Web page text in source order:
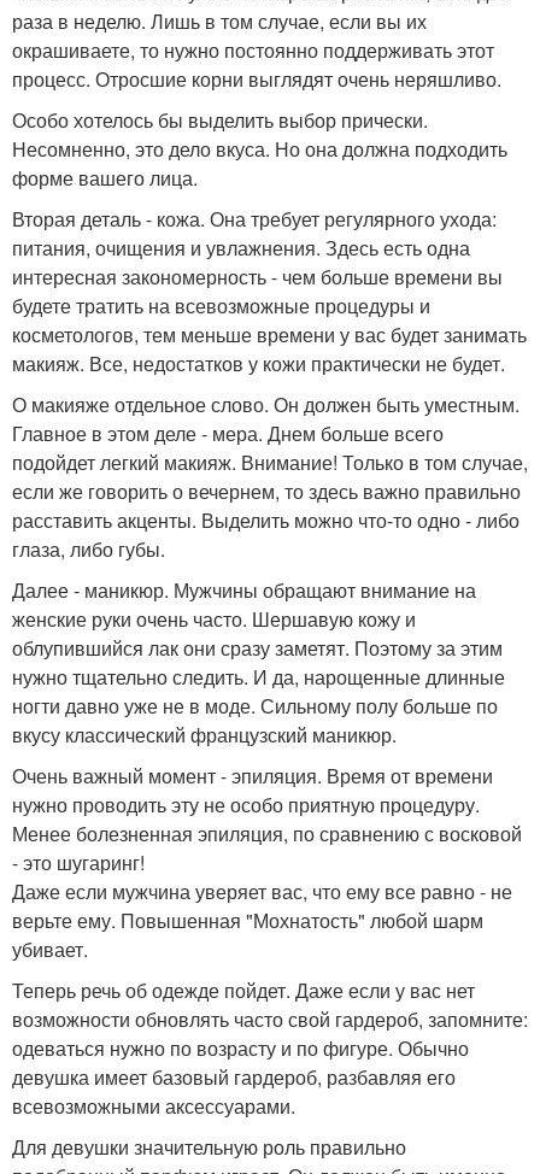
раза в неделю. Лишь в том случае, если вы их
окрашиваете, то нужно постоянно поддерживать этот
процесс. Отросшие корни выглядят очень неряшливо.
Особо хотелось бы выделить выбор прически.
Несомненно, это дело вкуса. Но она должна подходить
форме вашего лица.
Вторая деталь - кожа. Она требует регулярного ухода:
питания, очищения и увлажнения. Здесь есть одна
интересная закономерность - чем больше времени вы
будете тратить на всевозможные процедуры и
косметологов, тем меньше времени у вас будет занимать
макияж. Все, недостатков у кожи практически не будет.
О макияже отдельное слово. Он должен быть уместным.
Главное в этом деле - мера. Днем больше всего
подойдет легкий макияж. Внимание! Только в том случае,
если же говорить о вечернем, то здесь важно правильно
расставить акценты. Выделить можно что-то одно - либо
глаза, либо губы.
Далее - маникюр. Мужчины обращают внимание на
женские руки очень часто. Шершавую кожу и
облупившийся лак они сразу заметят. Поэтому за этим
нужно тщательно следить. И да, нарощенные длинные
ногти давно уже не в моде. Сильному полу больше по
вкусу классический французский маникюр.
Очень важный момент - эпиляция. Время от времени
нужно проводить эту не особо приятную процедуру.
Менее болезненная эпиляция, по сравнению с восковой
- это шугаринг!
Даже если мужчина уверяет вас, что ему все равно - не
верьте ему. Повышенная "Мохнатость" любой шарм
убивает.
Теперь речь об одежде пойдет. Даже если у вас нет
возможности обновлять часто свой гардероб, запомните:
одеваться нужно по возрасту и по фигуре. Обычно
девушка имеет базовый гардероб, разбавляя его
всевозможными аксессуарами.
Для девушки значительную роль правильно